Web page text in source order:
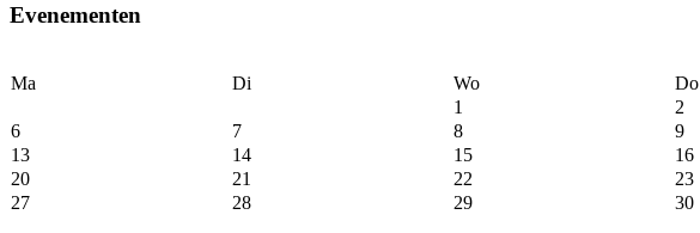
Evenementen
Ma
Di Wo Do
1
2
6
7 8 9
13
14 15 16
20
21 22 23
27
28 29 30